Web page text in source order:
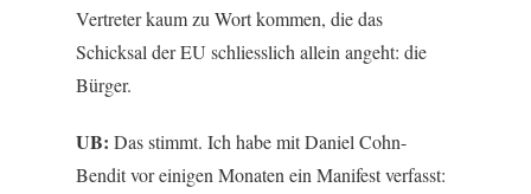
Vertreter kaum zu Wort kommen, die das
Schicksal der EU schliesslich allein angeht: die
Bürger.
UB: Das stimmt. Ich habe mit Daniel Cohn-
Bendit vor einigen Monaten ein Manifest verfasst: